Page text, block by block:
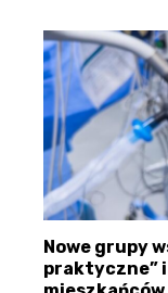
Nowe grupy
praktyczne” i